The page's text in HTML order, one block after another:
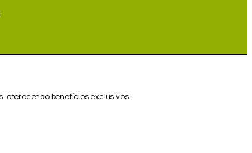
oferecendo benefícios exclusivos.